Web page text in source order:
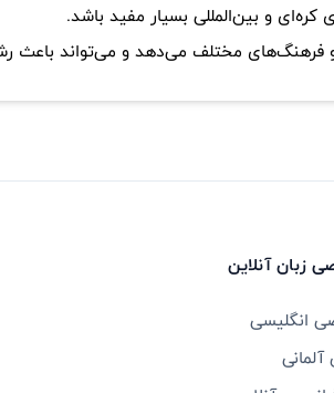
و بین‌المللی بسیار مفید باشد.
و فرهنگ‌های مختلف می‌دهد و می‌تواند باعث
زبان آنلاین
انگلیسی